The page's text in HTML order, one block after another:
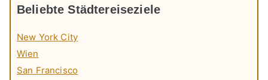
Beliebte Städtereiseziele
New York City
Wien
San Francisco